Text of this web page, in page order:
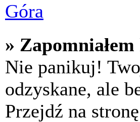
Góra
» Zapomniałem
Nie panikuj!
odzyskane, ale
Przejdź na